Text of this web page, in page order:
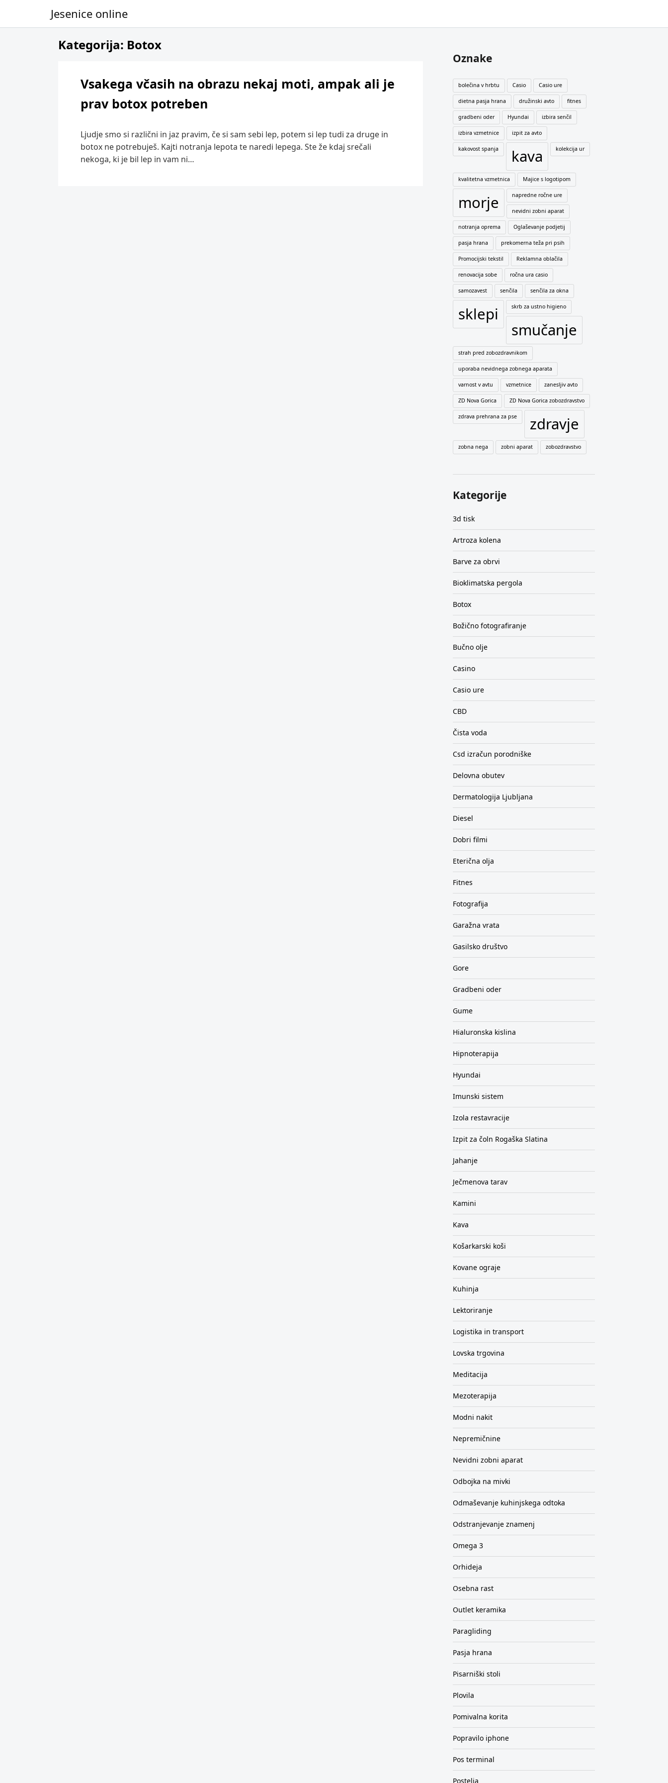
Skip to contentJesenice online
Kategorija: Botox
Vsakega včasih na obrazu nekaj moti, ampak ali je
prav botox potreben
Ljudje smo si različni in jaz pravim, če si sam sebi lep, potem si lep tudi za druge in
botox ne potrebuješ. Kajti notranja lepota te naredi lepega. Ste že kdaj srečali
nekoga, ki je bil lep in vam ni…
Oznake
bolečina v hrbtu Casio Casio ure
dietna pasja hrana družinski avto fitnes
gradbeni oder Hyundai izbira senčil
izbira vzmetnice izpit za avto
kakovost spanja kava kolekcija ur
kvalitetna vzmetnica Majice s logotipom
morje napredne ročne ure
nevidni zobni aparat
notranja oprema Oglaševanje podjetij
pasja hrana prekomerna teža pri psih
Promocijski tekstil Reklamna oblačila
renovacija sobe ročna ura casio
samozavest senčila senčila za okna
sklepi skrb za ustno higieno
smučanje
strah pred zobozdravnikom
uporaba nevidnega zobnega aparata
varnost v avtu vzmetnice zanesljiv avto
ZD Nova Gorica ZD Nova Gorica zobozdravstvo
zdrava prehrana za pse zdravje
zobna nega zobni aparat zobozdravstvo
Kategorije
3d tisk
Artroza kolena
Barve za obrvi
Bioklimatska pergola
Botox
Božično fotografiranje
Bučno olje
Casino
Casio ure
CBD
Čista voda
Csd izračun porodniške
Delovna obutev
Dermatologija Ljubljana
Diesel
Dobri filmi
Eterična olja
Fitnes
Fotografija
Garažna vrata
Gasilsko društvo
Gore
Gradbeni oder
Gume
Hialuronska kislina
Hipnoterapija
Hyundai
Imunski sistem
Izola restavracije
Izpit za čoln Rogaška Slatina
Jahanje
Ječmenova tarav
Kamini
Kava
Košarkarski koši
Kovane ograje
Kuhinja
Lektoriranje
Logistika in transport
Lovska trgovina
Meditacija
Mezoterapija
Modni nakit
Nepremičnine
Nevidni zobni aparat
Odbojka na mivki
Odmaševanje kuhinjskega odtoka
Odstranjevanje znamenj
Omega 3
Orhideja
Osebna rast
Outlet keramika
Paragliding
Pasja hrana
Pisarniški stoli
Plovila
Pomivalna korita
Popravilo iphone
Pos terminal
Postelja